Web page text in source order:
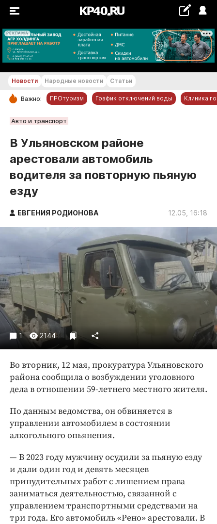
РЕКЛАМА
+20...+21 °С
РУБРИКИ
Новости компаний
Статьи
Народные новости
Авто и транспорт
Благоустройство
Культура
Недвижимость и ЖКХ
Образование
Общество
Погода
Праздники
Происшествия
Спорт
ПРОЕКТЫ
Блоги
Издания
Медиаперсона
Интересное чтиво
Клиника года
Бренд года
Работодатель года
Новости Народные новости Статьи
Важно: ПРОтуризм График отключений воды Клиника
Авто и транспорт
В Ульяновском районе
арестовали автомобиль
водителя за повторную пьяную
езду
ЕВГЕНИЯ РОДИОНОВА 12.05, 16:18
1 2144
Во вторник, 12 мая, прокуратура Ульяновского
района сообщила о возбуждении уголовного
дела в отношении 59-летнего местного жителя.
По данным ведомства, он обвиняется в
управлении автомобилем в состоянии
алкогольного опьянения.
— В 2023 году мужчину осудили за пьяную езду
и дали один год и девять месяцев
принудительных работ с лишением права
заниматься деятельностью, связанной с
управлением транспортными средствами на
три года. Его автомобиль «Рено» арестовали. В